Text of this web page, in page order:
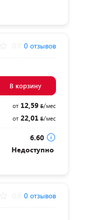
0 отзывов
В корзину
от12,59
/мес
от22,01 /мес
6.60
Недоступно
0 отзывов